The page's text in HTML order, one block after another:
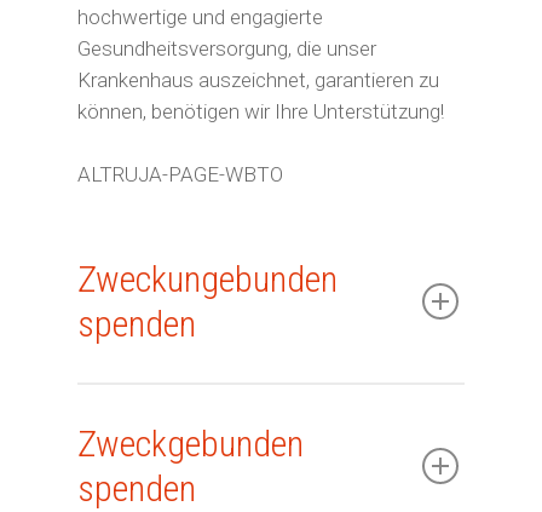
hochwertige und engagierte
Gesundheitsversorgung, die unser
Krankenhaus auszeichnet, garantieren zu
können, benötigen wir Ihre Unterstützung!
ALTRUJA-PAGE-WBTO
Zweckungebunden
spenden
Zweckgebunden
spenden